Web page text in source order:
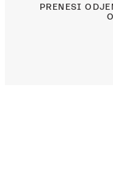
PRENESI